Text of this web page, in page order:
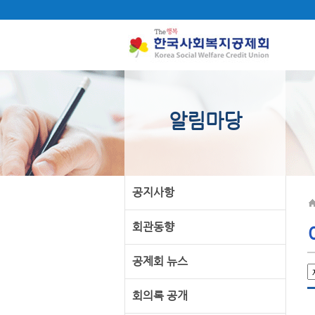
알림마당
공지사항
회관동향
공제회 뉴스
회의록 공개